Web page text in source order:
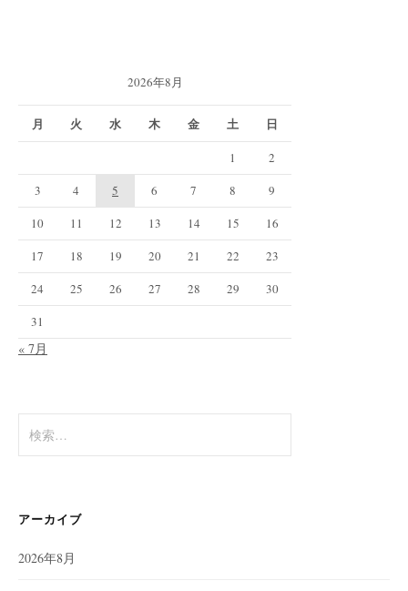
2026年8月
月 火 水 木 金 土 日
1
2
3
4 5 6 7 8
9
10
11 12 13 14 15
16
17
18 19 20 21 22
23
24
25 26 27 28 29
30
31
« 7月
索:
アーカイブ
2026年8月